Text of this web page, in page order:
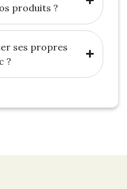
produits ?
ses propres
?